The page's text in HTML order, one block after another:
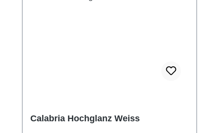
Calabria Hochglanz Weiss